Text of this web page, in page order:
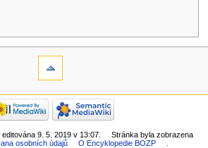
9. 5. 2019 v 13:07.
Stránka byla zobrazena
osobních údajů O Encyklopedie BOZP